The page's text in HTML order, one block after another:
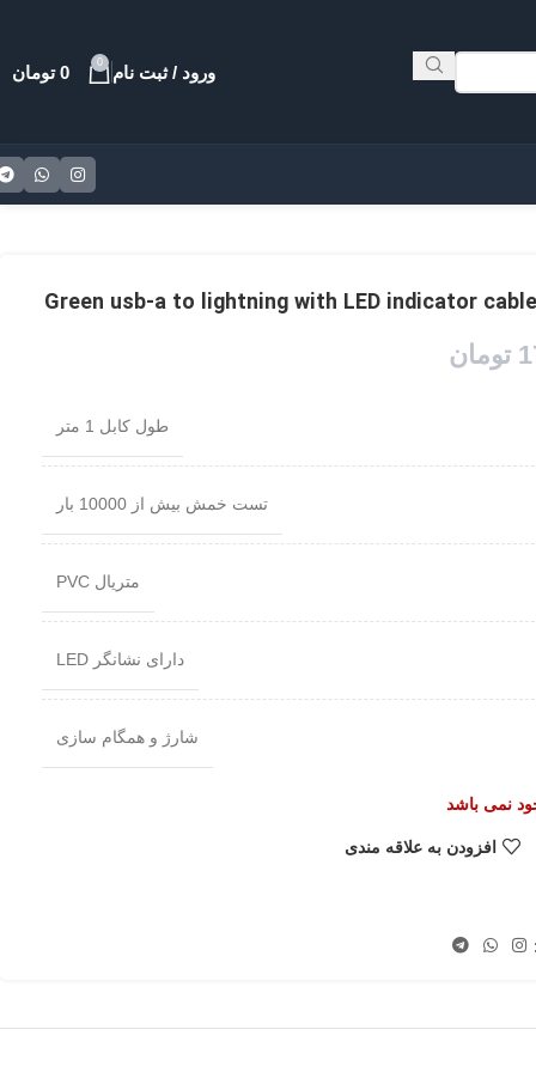
ورود / ثبت نام 0
0 تومان
تومان
طول کابل 1 متر
تست خمش بیش از 10000 بار
متریال PVC
دارای نشانگر LED
شارژ و همگام سازی
نمی باشد
افزودن به علاقه مندی